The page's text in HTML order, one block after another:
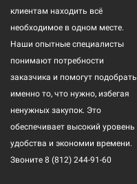
клиентам находить всё
необходимое в одном месте.
Наши опытные специалисты
понимают потребности
заказчика и помогут подобрать
именно то, что нужно, избегая
ненужных закупок. Это
обеспечивает высокий уровень
удобства и экономии времени.
Звоните 8 (812) 244-91-60